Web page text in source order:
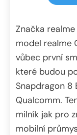
Značka
model realme
vůbec první
které budou
Snapdragon 8
Qualcomm.
milník jak pro
mobilní